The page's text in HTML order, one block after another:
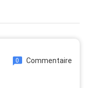
0 Commentaire